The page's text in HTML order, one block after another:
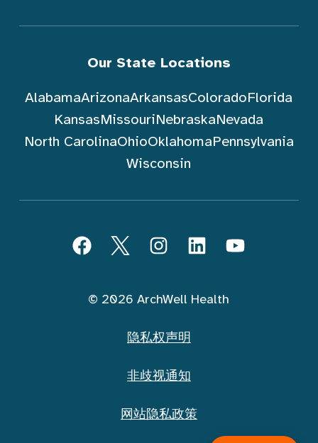
Our State Locations
AlabamaArizonaArkansasColoradoFlorida
KansasMissouriNebraskaNevada
North CarolinaOhioOklahomaPennsylvania
Wisconsin
FacebookTwitterInstagramLinkedInYouTube
© 2026 ArchWell Health
隐私权声明
非歧视通知
网站隐私政策